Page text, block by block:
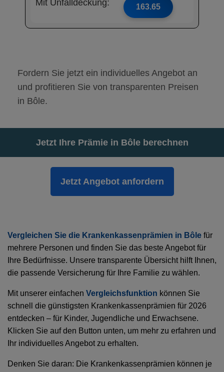
Mit Unfalldeckung: 163.65
Fordern Sie jetzt ein individuelles Angebot an
und profitieren Sie von transparenten Preisen
in Bôle.
Jetzt Ihre Prämie in Bôle berechnen
Jetzt Angebot anfordern
Vergleichen Sie die Krankenkassenprämien in Bôle für
mehrere Personen und finden Sie das beste Angebot für
Ihre Bedürfnisse. Unsere transparente Übersicht hilft Ihnen,
die passende Versicherung für Ihre Familie zu wählen.
Mit unserer einfachen Vergleichsfunktion können Sie
schnell die günstigsten Krankenkassenprämien für 2026
entdecken – für Kinder, Jugendliche und Erwachsene.
Klicken Sie auf den Button unten, um mehr zu erfahren und
Ihr individuelles Angebot zu erhalten.
Denken Sie daran: Die Krankenkassenprämien können je